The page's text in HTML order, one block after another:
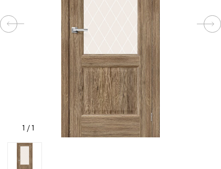
КОМПАНИИ
ИНТЕРЕСНЫЕ
СТАТЬИ
СВЯЗАТЬСЯ
С
1 /1